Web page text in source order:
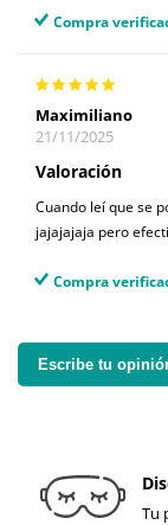
Compra
Maximiliano
21/11/2025
Valoración
Cuando leí que se
jajajajaja pero
Compra
Escribe tu
Tu